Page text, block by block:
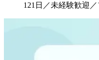
121日／未経験歓迎